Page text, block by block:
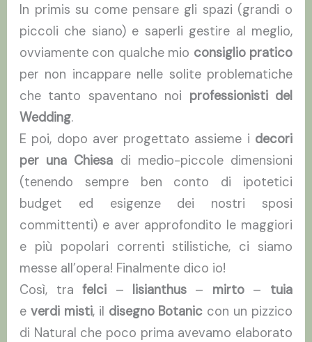
In primis su come pensare gli spazi (grandi o
piccoli che siano) e saperli gestire al meglio,
ovviamente con qualche mio consiglio pratico
per non incappare nelle solite problematiche
che tanto spaventano noi professionisti del
Wedding.
E poi, dopo aver progettato assieme i decori
per una Chiesa di medio-piccole dimensioni
(tenendo sempre ben conto di ipotetici
budget ed esigenze dei nostri sposi
committenti) e aver approfondito le maggiori
e più popolari correnti stilistiche, ci siamo
messe all’opera! Finalmente dico io!
Così, trafelci – lisianthus – mirto– tuia
e verdi misti, il disegno Botanic con un pizzico
di Natural che poco prima avevamo elaborato